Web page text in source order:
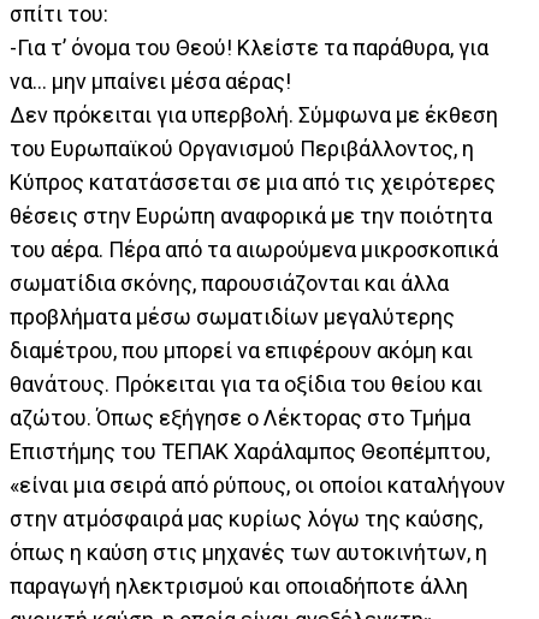
σπίτι του:
-Για τ’ όνομα του Θεού! Κλείστε τα παράθυρα, για
να... μην μπαίνει μέσα αέρας!
Δεν πρόκειται για υπερβολή. Σύμφωνα με έκθεση
του Ευρωπαϊκού Οργανισμού Περιβάλλοντος, η
Κύπρος κατατάσσεται σε μια από τις χειρότερες
θέσεις στην Ευρώπη αναφορικά με την ποιότητα
του αέρα. Πέρα από τα αιωρούμενα μικροσκοπικά
σωματίδια σκόνης, παρουσιάζονται και άλλα
προβλήματα μέσω σωματιδίων μεγαλύτερης
διαμέτρου, που μπορεί να επιφέρουν ακόμη και
θανάτους. Πρόκειται για τα οξίδια του θείου και
αζώτου. Όπως εξήγησε ο Λέκτορας στο Τμήμα
Επιστήμης του ΤΕΠΑΚ Χαράλαμπος Θεοπέμπτου,
«είναι μια σειρά από ρύπους, οι οποίοι καταλήγουν
στην ατμόσφαιρά μας κυρίως λόγω της καύσης,
όπως η καύση στις μηχανές των αυτοκινήτων, η
παραγωγή ηλεκτρισμού και οποιαδήποτε άλλη